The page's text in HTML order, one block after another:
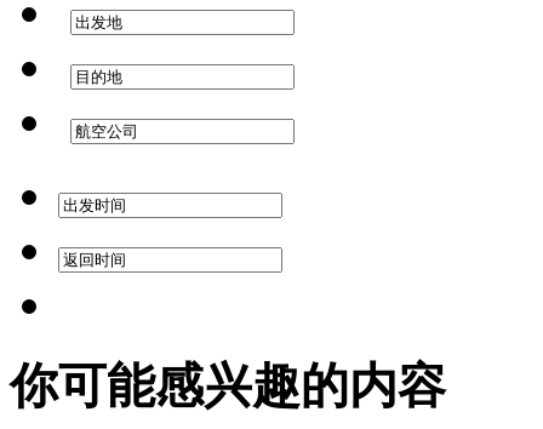
你可能感兴趣的内容